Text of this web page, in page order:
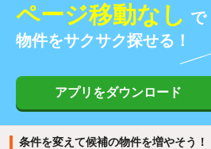
ページ移動なし で
物件をサクサク探せる！
アプリをダウンロード
条件を変えて候補の物件を増やそう！